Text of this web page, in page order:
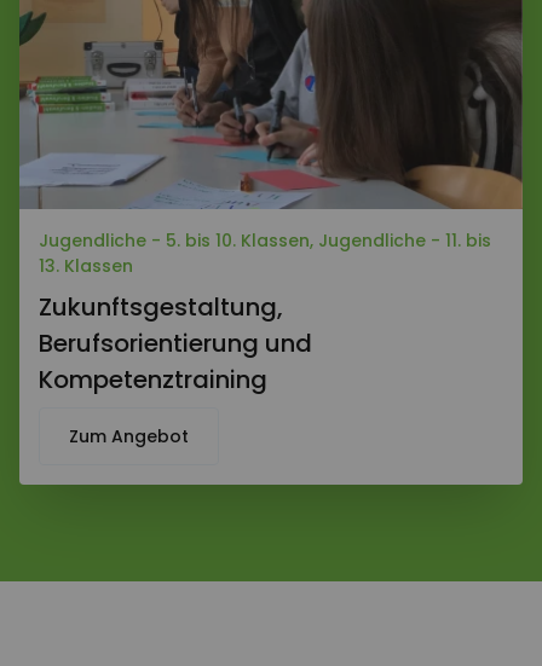
Jugendliche - 5. bis 10. Klassen, Jugendliche - 11. bis
13. Klassen
Zukunftsgestaltung,
Berufsorientierung und
Kompetenztraining
Zum Angebot